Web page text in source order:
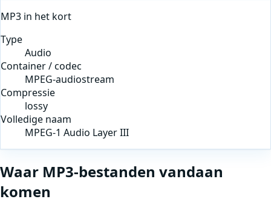
MP3 in het kort
Type
Audio
Container / codec
MPEG-audiostream
Compressie
lossy
Volledige naam
MPEG-1 Audio Layer III
Waar MP3-bestanden vandaan
komen